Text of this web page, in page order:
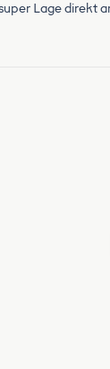
Lage direkt